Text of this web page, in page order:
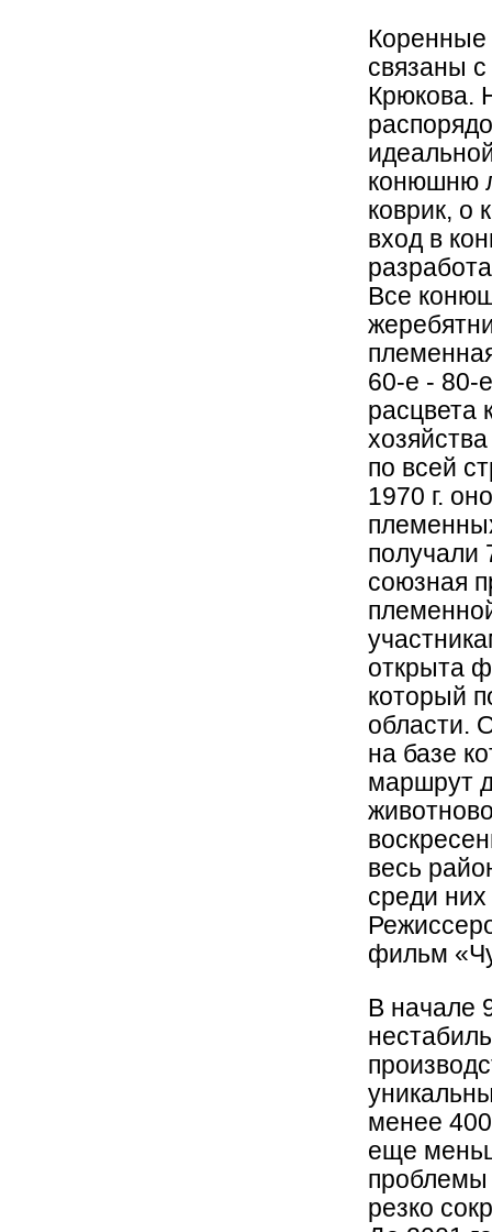
связаны
Крюкова.
конюшню
коврик, о
вход в
Все
60-е - 80-
расцвета
по всей
1970 г.
получали
союзная
открыта
который
области.
на базе
маршрут
весь
среди
фильм
В начале
менее 400
еще
проблемы
резко